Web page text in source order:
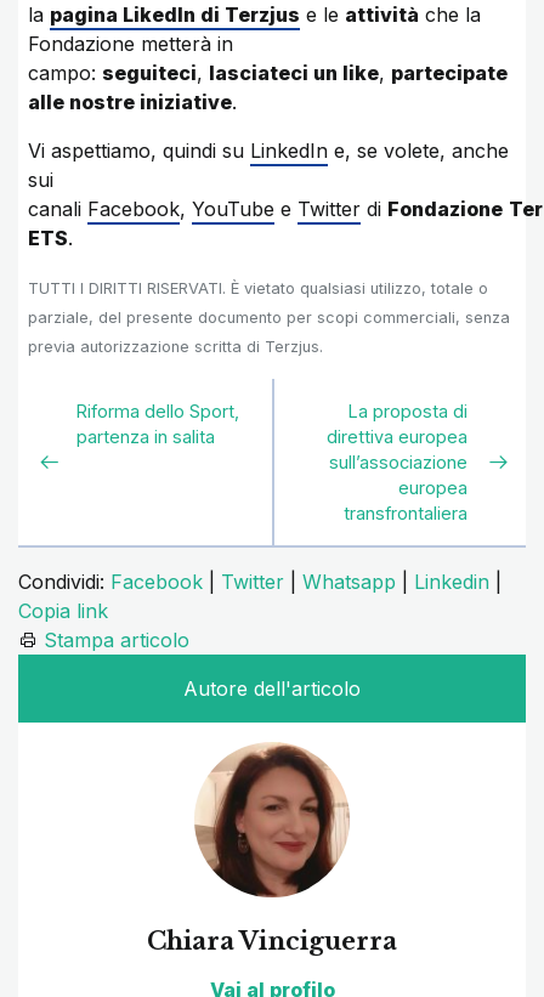
la pagina LikedIn di Terzjus e le attività che la
Fondazione metterà in
campo: seguiteci, lasciateci un like, partecipate
alle nostre iniziative.
Vi aspettiamo, quindi su LinkedIn e, se volete, anche
sui
canali Facebook, YouTube e Twitter di Fondazione
ETS.
TUTTI I DIRITTI RISERVATI. È vietato qualsiasi utilizzo, totale o
parziale, del presente documento per scopi commerciali, senza
previa autorizzazione scritta di Terzjus.
Riforma dello Sport,
partenza in salita
La proposta di
direttiva europea
sull’associazione
europea
transfrontaliera
Condividi: Facebook Twitter Whatsapp Linkedin
Copia link
Stampa articolo
Autore dell'articolo
Chiara Vinciguerra
Vai al profilo